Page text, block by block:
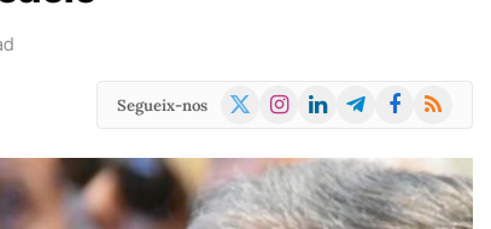
Segueix-nos
X
Instagram
LinkedInTelegramFacebook
RSS